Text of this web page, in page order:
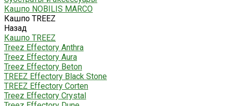
Кашпо NOBILIS MARCO
Кашпо TREEZ
Назад
Кашпо TREEZ
Treez Effectory Anthra
Treez Effectory Aura
Treez Effectory Beton
TREEZ Effectory Black Stone
TREEZ Effectory Corten
Treez Effectory Crystal